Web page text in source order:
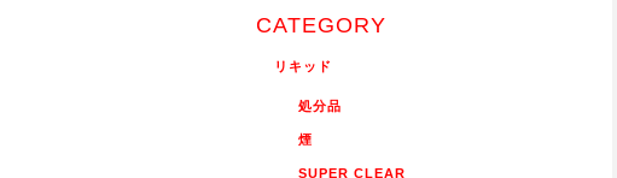
CATEGORY
リキッド
処分品
煙
SUPER CLEAR